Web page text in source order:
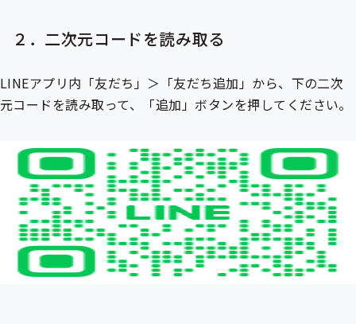
ー
ー
２．二次元コードを読み取る
LINEアプリ内「友だち」＞「友だち追加」から、下の二次
元コードを読み取って、「追加」ボタンを押してください。